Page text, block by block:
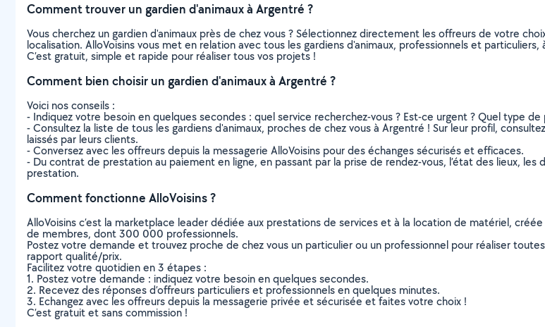
Comment trouver un gardien d'animaux à Argentré ?
Vous cherchez un gardien d'animaux près de chez vous ? Sélectionnez directement les offreurs de votre
localisation. AlloVoisins vous met en relation avec tous les gardiens d'animaux, professionnels et
C’est gratuit, simple et rapide pour réaliser tous vos projets !
Comment bien choisir un gardien d'animaux à Argentré ?
Voici nos conseils :
- Indiquez votre besoin en quelques secondes : quel service recherchez-vous ? Est-ce urgent ? Quel type
- Consultez la liste de tous les gardiens d'animaux, proches de chez vous à Argentré ! Sur leur profil,
laissés par leurs clients.
- Conversez avec les offreurs depuis la messagerie AlloVoisins pour des échanges sécurisés et efficaces.
- Du contrat de prestation au paiement en ligne, en passant par la prise de rendez-vous, l’état des lieux,
prestation.
Comment fonctionne AlloVoisins ?
AlloVoisins c’est la marketplace leader dédiée aux prestations de services et à la location de matériel,
de membres, dont 300 000 professionnels.
Postez votre demande et trouvez proche de chez vous un particulier ou un professionnel pour réaliser
rapport qualité/prix.
Facilitez votre quotidien en 3 étapes :
1. Postez votre demande : indiquez votre besoin en quelques secondes.
2. Recevez des réponses d’offreurs particuliers et professionnels en quelques minutes.
3. Echangez avec les offreurs depuis la messagerie privée et sécurisée et faites votre choix !
C’est gratuit et sans commission !